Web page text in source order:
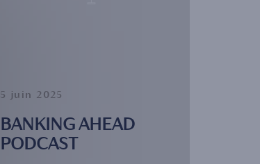
5 juin 2025
BANKING AHEAD
PODCAST